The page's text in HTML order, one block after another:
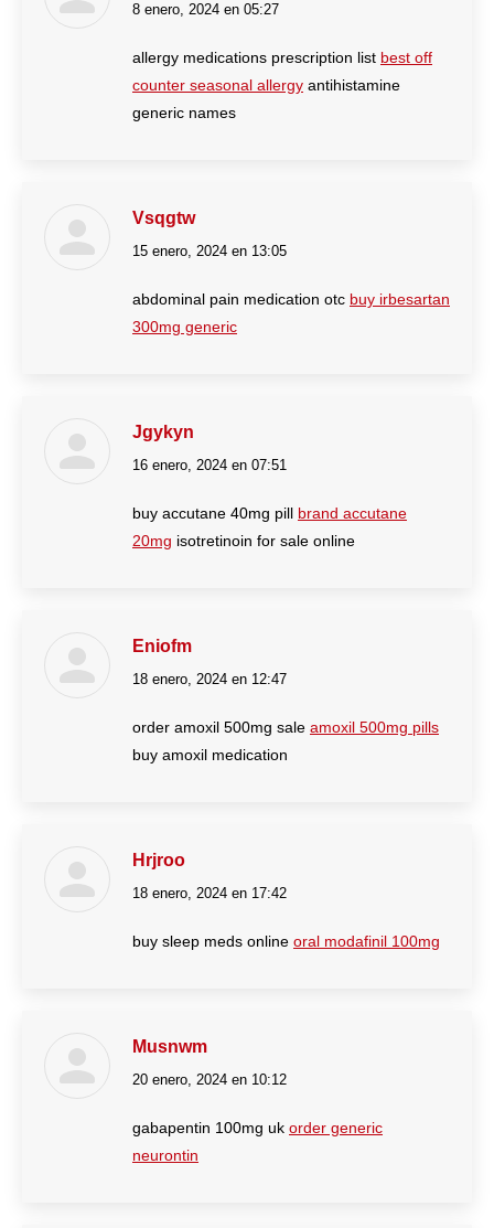
dice:
8 enero, 2024 en 05:27
allergy medications prescription list best off
counter seasonal allergy antihistamine
generic names
Vsqgtw
dice:
15 enero, 2024 en 13:05
abdominal pain medication otc buy irbesartan
300mg generic
Jgykyn
dice:
16 enero, 2024 en 07:51
buy accutane 40mg pill brand accutane
20mg isotretinoin for sale online
Eniofm
dice:
18 enero, 2024 en 12:47
order amoxil 500mg sale amoxil 500mg pills
buy amoxil medication
Hrjroo
dice:
18 enero, 2024 en 17:42
buy sleep meds online oral modafinil 100mg
Musnwm
dice:
20 enero, 2024 en 10:12
gabapentin 100mg uk order generic
neurontin